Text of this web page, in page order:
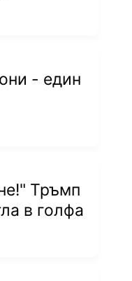
- един
Тръмп
в голфа